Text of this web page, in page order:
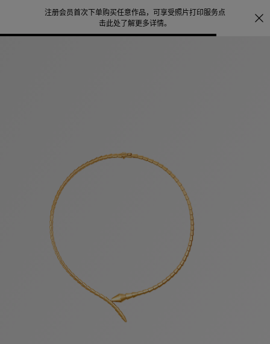
注册会员首次下单购买任意作品，可享受照片打印服务点
击此处了解更多详情。